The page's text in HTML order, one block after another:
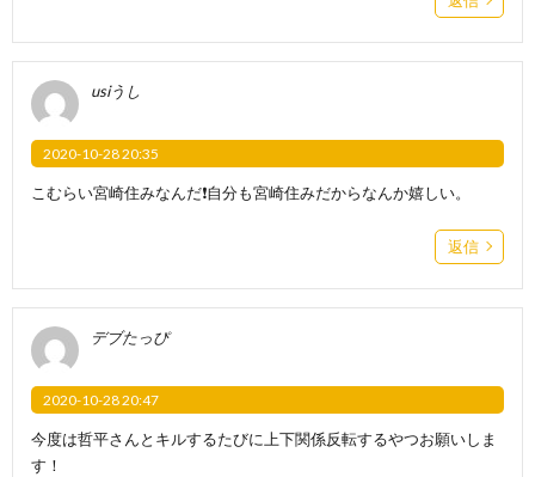
usiうし
2020-10-28 20:35
こむらい宮崎住みなんだ❗自分も宮崎住みだからなんか嬉しい。
返信
デブたっぴ
2020-10-28 20:47
今度は哲平さんとキルするたびに上下関係反転するやつお願いしま
す！